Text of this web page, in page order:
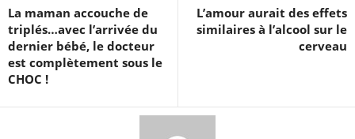
La maman accouche de
triplés…avec l’arrivée du
dernier bébé, le docteur
est complètement sous le
CHOC !
L’amour aurait des effets
similaires à l’alcool sur le
cerveau